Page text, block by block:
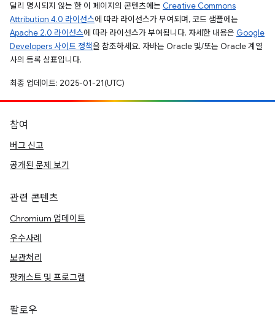
달리 명시되지 않는 한 이 페이지의 콘텐츠에는 Creative Commons
Attribution 4.0 라이선스에 따라 라이선스가 부여되며, 코드 샘플에는
Apache 2.0 라이선스에 따라 라이선스가 부여됩니다. 자세한 내용은 Google
Developers 사이트 정책을 참조하세요. 자바는 Oracle 및/또는 Oracle 계열
사의 등록 상표입니다.
최종 업데이트: 2025-01-21(UTC)
참여
버그 신고
공개된 문제 보기
관련 콘텐츠
Chromium 업데이트
우수사례
보관처리
팟캐스트 및 프로그램
팔로우